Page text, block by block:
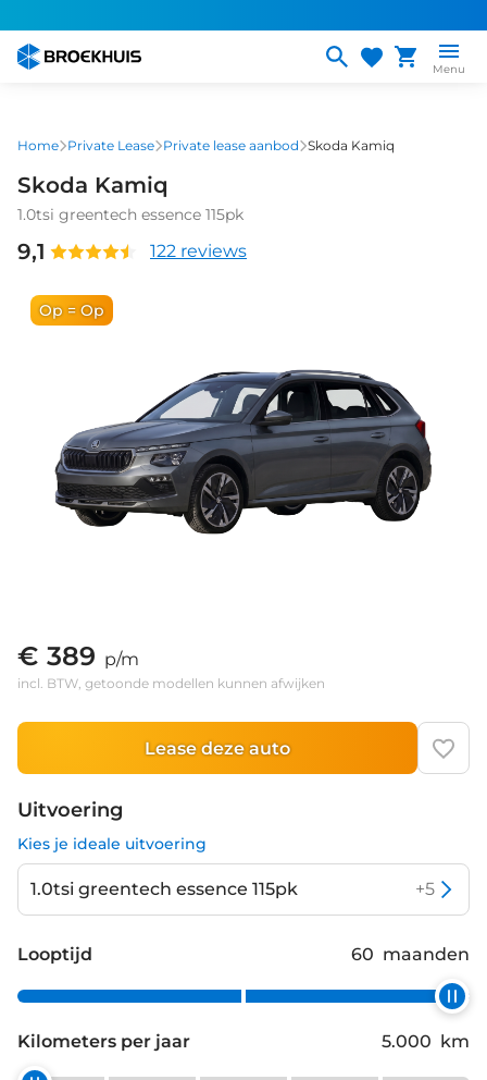
naar
gaan
Menu
Home Private Lease Private lease aanbod Skoda Kamiq
Skoda Kamiq
1.0tsi greentech essence 115pk
9,1 122 reviews
Op = Op
€ 389 p/m
incl. BTW, getoonde modellen kunnen afwijken
Lease deze auto
Uitvoering
Kies je ideale uitvoering
1.0tsi greentech essence 115pk +5
Looptijd 60 maanden
Kilometers per jaar 5.000 km